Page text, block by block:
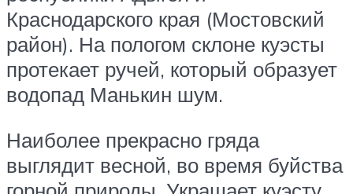
Краснодарского края (Мостовский
район). На пологом склоне куэсты
протекает ручей, который образует
водопад Манькин шум.
Наиболее прекрасно гряда
выглядит весной, во время буйства